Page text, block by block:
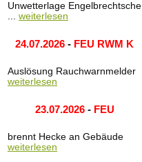
Unwetterlage Engelbrechtsche
... weiterlesen
24.07.2026 - FEU RWM K
Auslösung Rauchwarnmelder
weiterlesen
23.07.2026- FEU
brennt Hecke an Gebäude
weiterlesen